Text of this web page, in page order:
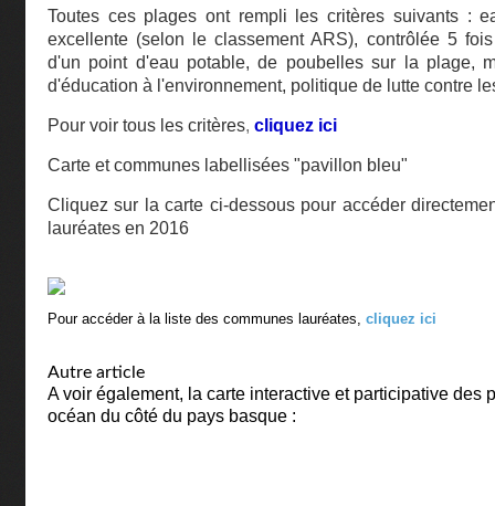
Toutes ces plages ont rempli les critères suivants :
excellente (selon le classement ARS), contrôlée 5
d'un point d'eau potable, de poubelles sur la plage,
d'éducation à l'environnement, politique de lutte contre
Pour voir tous les critères, cliquez ici
Carte et communes labellisées "pavillon bleu"
Cliquez sur la carte ci-dessous pour accéder
lauréates en 2016
Pour accéder à la liste des communes lauréates, cliquez ici
Autre article
A voir également, la carte interactive et participative des
océan du côté du pays basque :